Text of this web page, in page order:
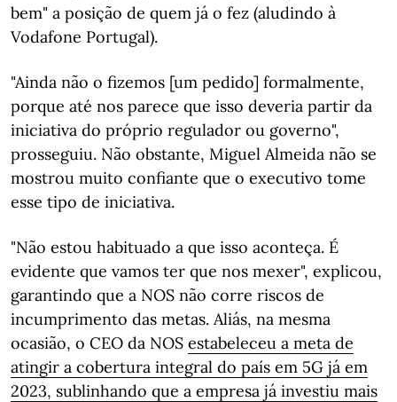
bem" a posição de quem já o fez (aludindo à
Vodafone Portugal).
"Ainda não o fizemos [um pedido] formalmente,
porque até nos parece que isso deveria partir da
iniciativa do próprio regulador ou governo",
prosseguiu. Não obstante, Miguel Almeida não se
mostrou muito confiante que o executivo tome
esse tipo de iniciativa.
"Não estou habituado a que isso aconteça. É
evidente que vamos ter que nos mexer", explicou,
garantindo que a NOS não corre riscos de
incumprimento das metas. Aliás, na mesma
ocasião, o CEO da NOS estabeleceu a meta de
atingir a cobertura integral do país em 5G já em
2023, sublinhando que a empresa já investiu mais